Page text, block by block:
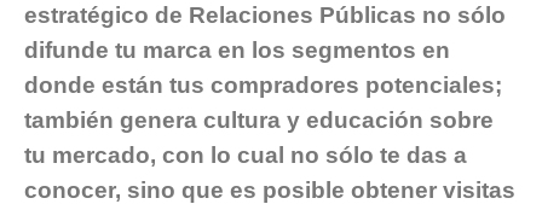
estratégico de Relaciones Públicas no sólo
difunde tu marca en los segmentos en
donde están tus compradores potenciales;
también genera cultura y educación sobre
tu mercado, con lo cual no sólo te das a
conocer, sino que es posible obtener visitas